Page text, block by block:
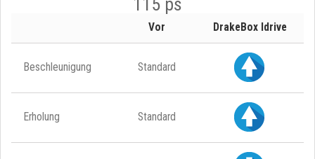
Vor DrakeBox Idrive
Beschleunigung Standard
Erholung Standard